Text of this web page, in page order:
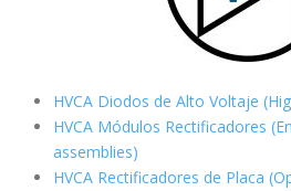
HVCA Diodos de Alto Voltaje
HVCA Módulos Rectificadores
assemblies)
HVCA Rectificadores de Placa